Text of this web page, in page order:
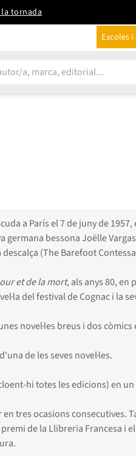
tornada
Escoles
a París el 7 de juny de
bessona Joëlle
(The Barefoot
et de la mort, als anys 80, en
del festival de Cognac i la
novel·les breus i dos
de les seves novel·les.
hi totes les edicions) en
tres ocasions consecutives.
de la Llibreria Francesa i